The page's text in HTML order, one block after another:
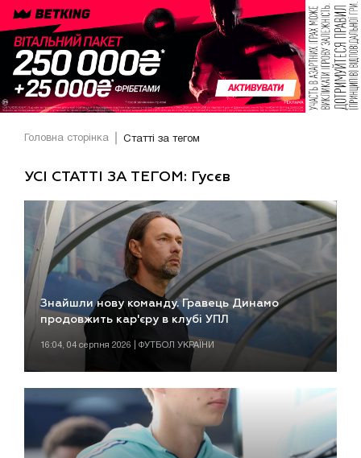
Головна сторінка Статті за тегом
УСІ СТАТТІ ЗА ТЕГОМ: Гусєв
Знайшли нову команду. Гравець Динамо
продовжить кар'єру в клубі УПЛ
16:04, 04 серпня 2026 | ФУТБОЛ УКРАЇНИ